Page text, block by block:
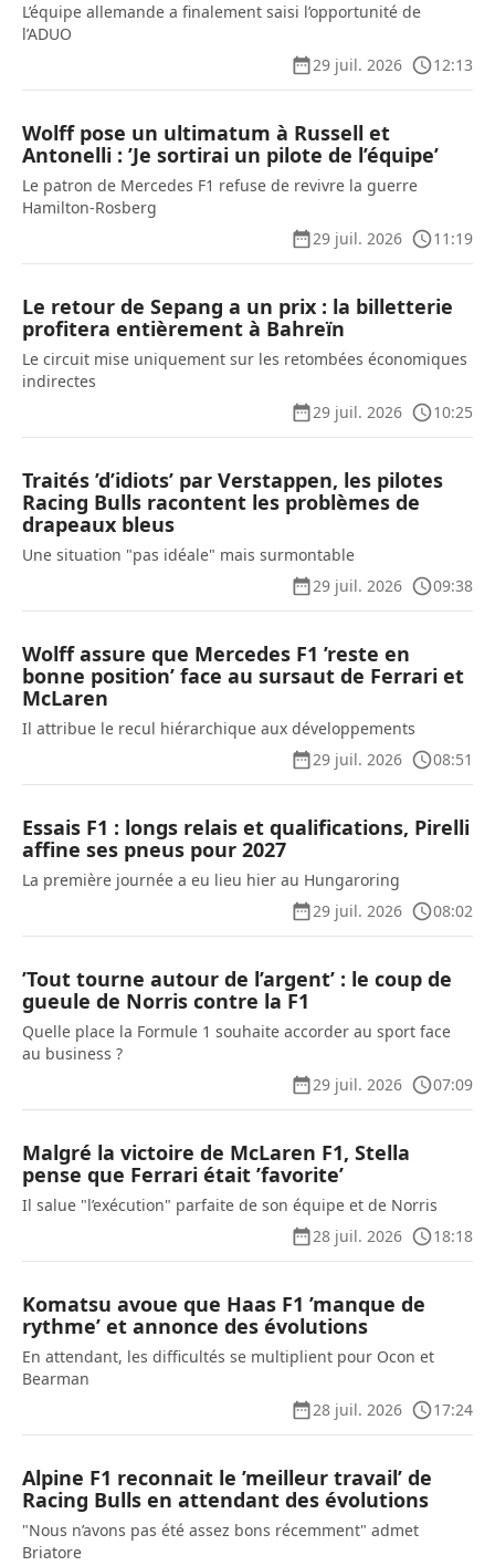
L’équipe allemande a finalement saisi l’opportunité de
l’ADUO
29 juil. 2026
12:13
Wolff pose un ultimatum à Russell et
Antonelli : ’Je sortirai un pilote de l’équipe’
Le patron de Mercedes F1 refuse de revivre la guerre
Hamilton-Rosberg
29 juil. 2026
11:19
Le retour de Sepang a un prix : la billetterie
profitera entièrement à Bahreïn
Le circuit mise uniquement sur les retombées économiques
indirectes
29 juil. 2026
10:25
Traités ’d’idiots’ par Verstappen, les pilotes
Racing Bulls racontent les problèmes de
drapeaux bleus
Une situation "pas idéale" mais surmontable
29 juil. 2026
09:38
Wolff assure que Mercedes F1 ’reste en
bonne position’ face au sursaut de Ferrari et
McLaren
Il attribue le recul hiérarchique aux développements
29 juil. 2026
08:51
Essais F1 : longs relais et qualifications, Pirelli
affine ses pneus pour 2027
La première journée a eu lieu hier au Hungaroring
29 juil. 2026
08:02
’Tout tourne autour de l’argent’ : le coup de
gueule de Norris contre la F1
Quelle place la Formule 1 souhaite accorder au sport face
au business ?
29 juil. 2026
07:09
Malgré la victoire de McLaren F1, Stella
pense que Ferrari était ’favorite’
Il salue "l’exécution" parfaite de son équipe et de Norris
28 juil. 2026
18:18
Komatsu avoue que Haas F1 ’manque de
rythme’ et annonce des évolutions
En attendant, les difficultés se multiplient pour Ocon et
Bearman
28 juil. 2026
17:24
Alpine F1 reconnait le ’meilleur travail’ de
Racing Bulls en attendant des évolutions
"Nous n’avons pas été assez bons récemment" admet
Briatore